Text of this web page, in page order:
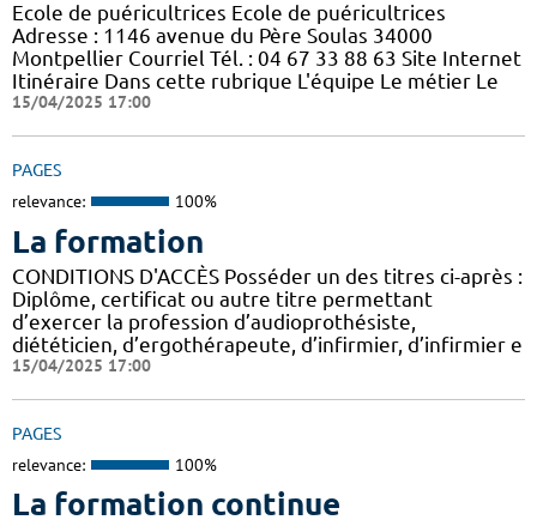
Ecole de puéricultrices Ecole de puéricultrices
Adresse : 1146 avenue du Père Soulas 34000
Montpellier Courriel Tél. : 04 67 33 88 63 Site Internet
Itinéraire Dans cette rubrique L'équipe Le métier Le
15/04/2025 17:00
PAGES
relevance: 100%
La formation
CONDITIONS D'ACCÈS Posséder un des titres ci-après :
Diplôme, certificat ou autre titre permettant
d’exercer la profession d’audioprothésiste,
diététicien, d’ergothérapeute, d’infirmier, d’infirmier e
15/04/2025 17:00
PAGES
relevance: 100%
La formation continue